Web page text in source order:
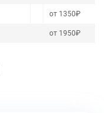
от 1350₽
от 1950₽